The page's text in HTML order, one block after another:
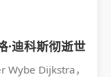
·迪科斯彻逝世
Wybe Dijkstra，